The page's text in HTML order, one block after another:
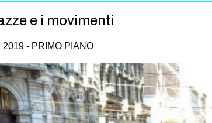
e i movimenti
2019 - PRIMO PIANO